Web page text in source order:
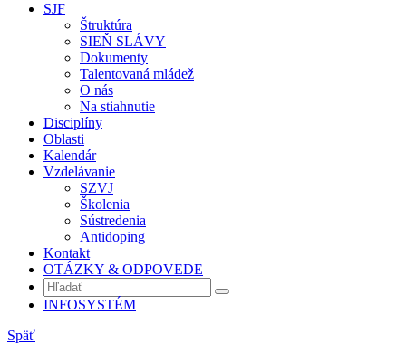
SJF
Štruktúra
SIEŇ SLÁVY
Dokumenty
Talentovaná mládež
O nás
Na stiahnutie
Disciplíny
Oblasti
Kalendár
Vzdelávanie
SZVJ
Školenia
Sústredenia
Antidoping
Kontakt
OTÁZKY & ODPOVEDE
INFOSYSTÉM
Späť